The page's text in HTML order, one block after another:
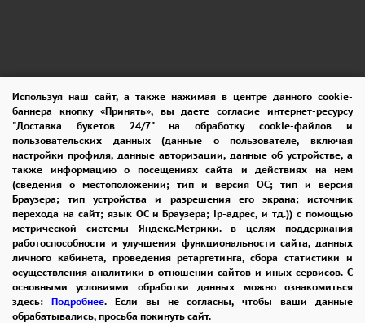
Используя наш сайт, а также нажимая в центре данного cookie-
баннера кнопку «Принять», вы даете согласие интернет-ресурсу
"Доставка букетов 24/7" на обработку cookie-файлов и
пользовательских данных (данные о пользователе, включая
настройки профиля, данные авторизации, данные об устройстве, а
также информацию о посещениях сайта и действиях на нем
(сведения о местоположении; тип и версия ОС; тип и версия
Браузера; тип устройства и разрешения его экрана; источник
перехода на сайт; язык ОС и Браузера; ip-адрес, и тд.)) с помощью
метрической системы Яндекс.Метрики. в целях поддержания
работоспособности и улучшения функциональности сайта, данных
личного кабинета, проведения ретаргетинга, сбора статистики и
осуществления аналитики в отношении сайтов и иных сервисов. С
основными условиями обработки данных можно ознакомиться
здесь: Подробнее. Если вы не согласны, чтобы ваши данные
обрабатывались, просьба покинуть сайт.
Этот букет напоминает о красоте и простоте,
которые скрыты в каждом из нас.
Он позволяет нам насладиться моментом и
научиться ценить мелочи в жизни, которые
делают нашу жизнь ярче и счастливее.
Этот эксклюзивный букет 9 разноцветных
гипсофил - это проявление вашей личности и
стиля.
Он создан, чтобы подчеркнуть вашу
ПОМОЩЬ ОПЛАТА
ДОСТАВКА
ГАРАНТИИ
КУПОН
ВОЗВРАТ
ОТЗЫВЫ
РЕКОМЕНДАЦИИ
КОНТАКТЫ
8 965 242-37-47
ЗАКАЗАТЬ ЗВОНОК